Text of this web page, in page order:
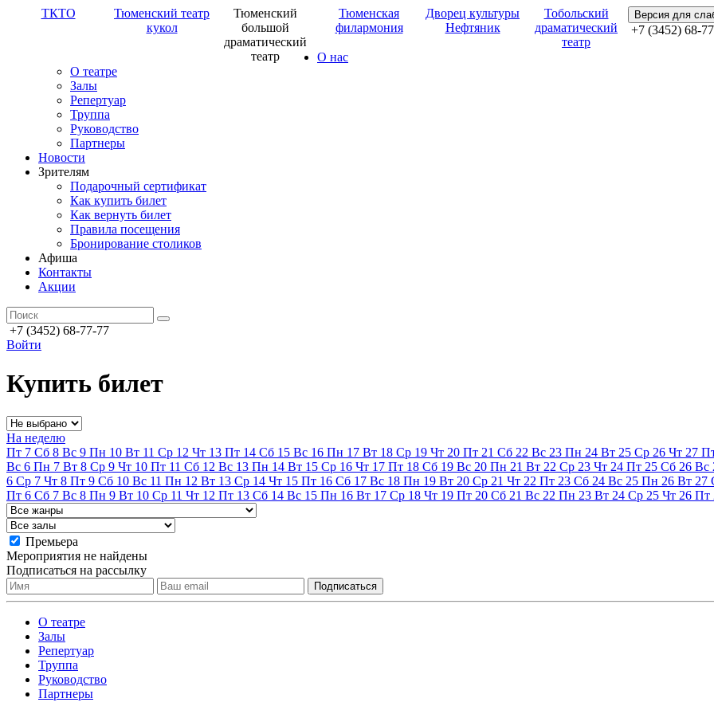
ТКТО
Тюменский театр
кукол
Тюменский
большой
драматический
театр
Тюменская
филармония
Дворец культуры
Нефтяник
Тобольский
драматический
театр
Версия для
+7 (3452) 68-
О нас
О театре
Залы
Репертуар
Труппа
Руководство
Партнеры
Новости
Зрителям
Подарочный сертификат
Как купить билет
Как вернуть билет
Правила посещения
Бронирование столиков
Афиша
Контакты
Акции
+7 (3452) 68-77-77
Войти
Купить билет
На неделю
Пт 7 Сб 8 Вс 9 Пн 10 Вт 11 Ср 12 Чт 13 Пт 14 Сб 15 Вс 16 Пн 17 Вт 18 Ср 19 Чт 20 Пт 21 Сб 22 Вс 23 Пн 24 Вт 25 Ср 26 Чт 27
Вс 6 Пн 7 Вт 8 Ср 9 Чт 10 Пт 11 Сб 12 Вс 13 Пн 14 Вт 15 Ср 16 Чт 17 Пт 18 Сб 19 Вс 20 Пн 21 Вт 22 Ср 23 Чт 24 Пт 25 Сб 26 Вс
6 Ср 7 Чт 8 Пт 9 Сб 10 Вс 11 Пн 12 Вт 13 Ср 14 Чт 15 Пт 16 Сб 17 Вс 18 Пн 19 Вт 20 Ср 21 Чт 22 Пт 23 Сб 24 Вс 25 Пн 26 Вт 27
Пт 6 Сб 7 Вс 8 Пн 9 Вт 10 Ср 11 Чт 12 Пт 13 Сб 14 Вс 15 Пн 16 Вт 17 Ср 18 Чт 19 Пт 20 Сб 21 Вс 22 Пн 23 Вт 24 Ср 25 Чт 26 Пт
Премьера
Мероприятия не найдены
Подписаться на рассылку
О театре
Залы
Репертуар
Труппа
Руководство
Партнеры